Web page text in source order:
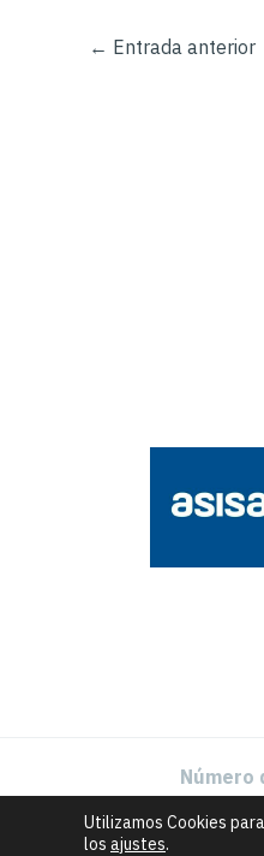
← Entrada anterior
Número
Utilizamos Cookies
los ajustes.